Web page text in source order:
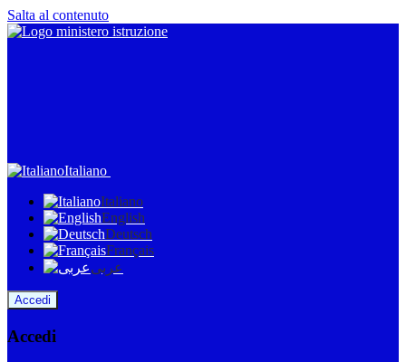
Salta al contenuto
Italiano
Italiano
English
Deutsch
Français
عربى
Accedi
Accedi